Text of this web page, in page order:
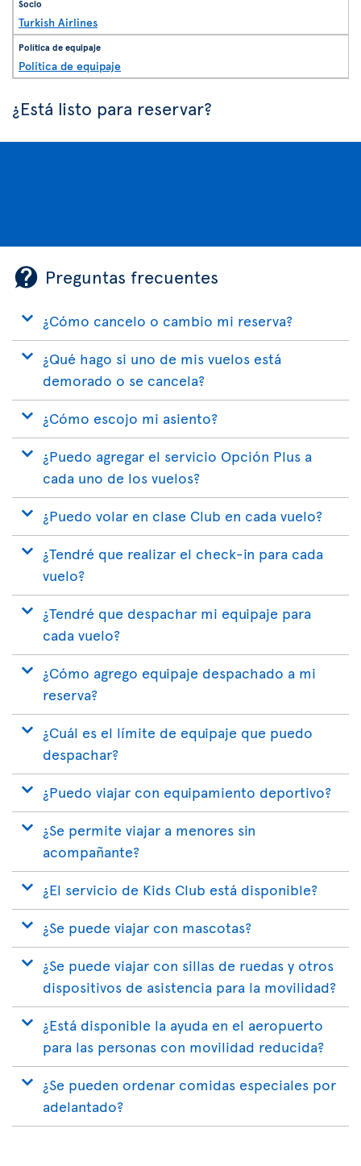
Turkish Airlines
Política de equipaje
¿Está listo para reservar?
Preguntas frecuentes
¿Cómo cancelo o cambio mi reserva?
¿Qué hago si uno de mis vuelos está
demorado o se cancela?
¿Cómo escojo mi asiento?
¿Puedo agregar el servicio Opción Plus a
cada uno de los vuelos?
¿Puedo volar en clase Club en cada vuelo?
¿Tendré que realizar el check-in para cada
vuelo?
¿Tendré que despachar mi equipaje para
cada vuelo?
¿Cómo agrego equipaje despachado a mi
reserva?
¿Cuál es el límite de equipaje que puedo
despachar?
¿Puedo viajar con equipamiento deportivo?
¿Se permite viajar a menores sin
acompañante?
¿El servicio de Kids Club está disponible?
¿Se puede viajar con mascotas?
¿Se puede viajar con sillas de ruedas y otros
dispositivos de asistencia para la movilidad?
¿Está disponible la ayuda en el aeropuerto
para las personas con movilidad reducida?
¿Se pueden ordenar comidas especiales por
adelantado?